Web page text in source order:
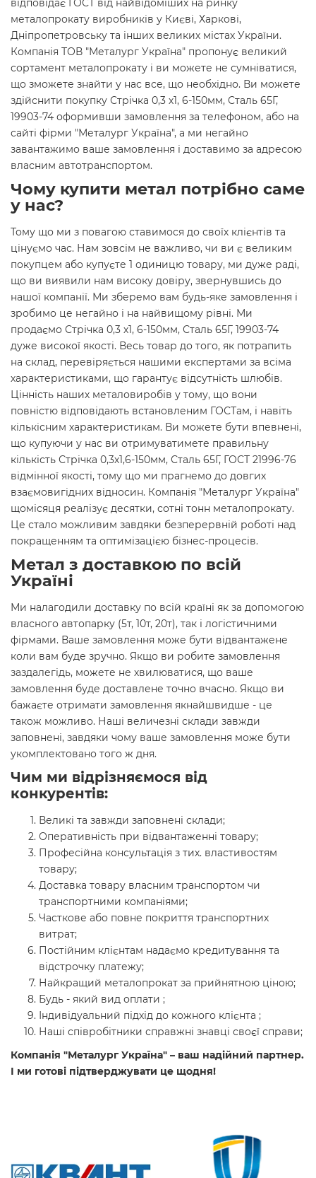
відповідає ГОСТ від найвідоміших на ринку
металопрокату виробників у Києві, Харкові,
Дніпропетровську та інших великих містах України.
Компанія ТОВ "Металург Україна" пропонує великий
сортамент металопрокату і ви можете не сумніватися,
що зможете знайти у нас все, що необхідно. Ви можете
здійснити покупку Стрічка 0,3 х1, 6-150мм, Сталь 65Г,
19903-74 оформивши замовлення за телефоном, або на
сайті фірми "Металург Україна", а ми негайно
завантажимо ваше замовлення і доставимо за адресою
власним автотранспортом.
Чому купити метал потрібно саме
у нас?
Тому що ми з повагою ставимося до своїх клієнтів та
цінуємо час. Нам зовсім не важливо, чи ви є великим
покупцем або купуєте 1 одиницю товару, ми дуже раді,
що ви виявили нам високу довіру, звернувшись до
нашої компанії. Ми зберемо вам будь-яке замовлення і
зробимо це негайно і на найвищому рівні. Ми
продаємо Стрічка 0,3 х1, 6-150мм, Сталь 65Г, 19903-74
дуже високої якості. Весь товар до того, як потрапить
на склад, перевіряється нашими експертами за всіма
характеристиками, що гарантує відсутність шлюбів.
Цінність наших металовиробів у тому, що вони
повністю відповідають встановленим ГОСТам, і навіть
кількісним характеристикам. Ви можете бути впевнені,
що купуючи у нас ви отримуватимете правильну
кількість Стрічка 0,3х1,6-150мм, Сталь 65Г, ГОСТ 21996-76
відмінної якості, тому що ми прагнемо до довгих
взаємовигідних відносин. Компанія "Металург Україна"
щомісяця реалізує десятки, сотні тонн металопрокату.
Це стало можливим завдяки безперервній роботі над
покращенням та оптимізацією бізнес-процесів.
Метал з доставкою по всій
Україні
Ми налагодили доставку по всій країні як за допомогою
власного автопарку (5т, 10т, 20т), так і логістичними
фірмами. Ваше замовлення може бути відвантажене
коли вам буде зручно. Якщо ви робите замовлення
заздалегідь, можете не хвилюватися, що ваше
замовлення буде доставлене точно вчасно. Якщо ви
бажаєте отримати замовлення якнайшвидше - це
також можливо. Наші величезні склади завжди
заповнені, завдяки чому ваше замовлення може бути
укомплектовано того ж дня.
Чим ми відрізняємося від
конкурентів:
Великі та завжди заповнені склади;
Оперативність при відвантаженні товару;
Професійна консультація з тих. властивостям
товару;
Доставка товару власним транспортом чи
транспортними компаніями;
Часткове або повне покриття транспортних
витрат;
Постійним клієнтам надаємо кредитування та
відстрочку платежу;
Найкращий металопрокат за прийнятною ціною;
Будь - який вид оплати ;
Індивідуальний підхід до кожного клієнта ;
Наші співробітники справжні знавці своєї справи;
Компанія "Металург Україна" – ваш надійний партнер.
І ми готові підтверджувати це щодня!